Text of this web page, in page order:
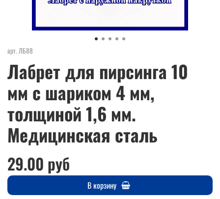
арт. ЛБ88
Лабрет для пирсинга 10
мм с шариком 4 мм,
толщиной 1,6 мм.
Медицинская сталь
29.00 руб
В корзину